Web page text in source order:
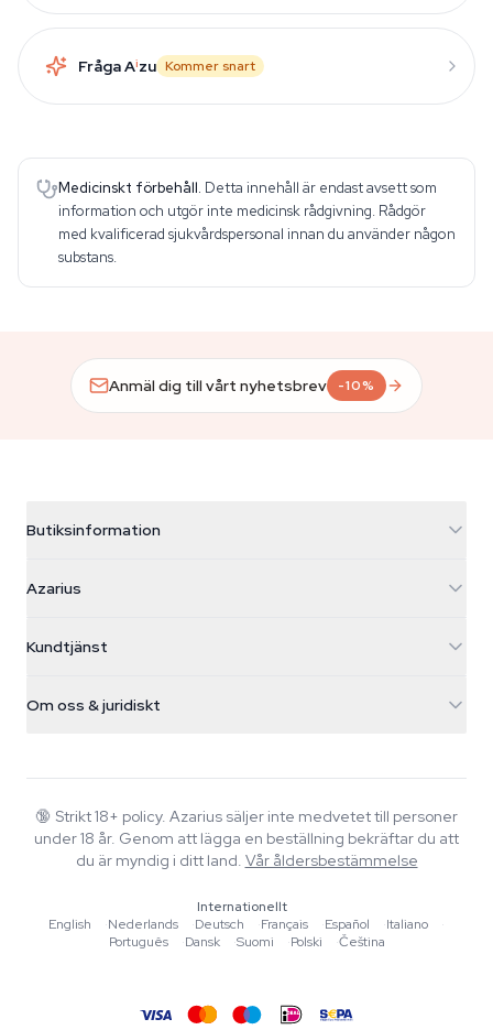
Fråga Aizu Kommer snart
Medicinskt förbehåll. Detta innehåll är endast avsett som
information och utgör inte medicinsk rådgivning. Rådgör
med kvalificerad sjukvårdspersonal innan du använder någon
substans.
Anmäl dig till vårt nyhetsbrev -10%
Butiksinformation
Galvaniweg 11
Nederland
+31(0)204897914
Azarius
Magiska svampar
Smokeshop
Kundtjänst
Returpolicy
Vanliga frågor
Integritetspolicy
Om oss & juridiskt
Wiki
Blog
Skribenter
Verktyg & Kalkylatorer
Erbjudanden
🔞 Strikt 18+ policy. Azarius säljer inte medvetet till personer
under 18 år. Genom att lägga en beställning bekräftar du att
du är myndig i ditt land. Vår åldersbestämmelse
Internationellt
English
·Nederlands ·Deutsch ·Français ·Español ·Italiano
·
Português
·Dansk ·Suomi ·Polski ·Čeština